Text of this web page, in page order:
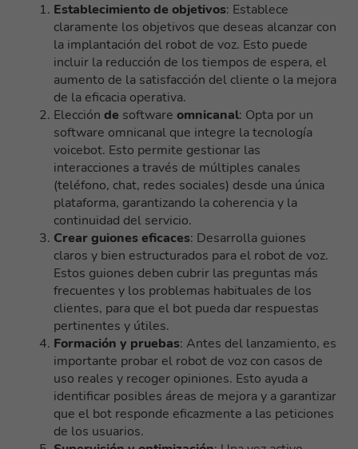
Establecimiento de objetivos: Establece
claramente los objetivos que deseas alcanzar con
la implantación del robot de voz. Esto puede
incluir la reducción de los tiempos de espera, el
aumento de la satisfacción del cliente o la mejora
de la eficacia operativa.
Elección de software omnicanal: Opta por un
software omnicanal que integre la tecnología
voicebot. Esto permite gestionar las
interacciones a través de múltiples canales
(teléfono, chat, redes sociales) desde una única
plataforma, garantizando la coherencia y la
continuidad del servicio.
Crear guiones eficaces: Desarrolla guiones
claros y bien estructurados para el robot de voz.
Estos guiones deben cubrir las preguntas más
frecuentes y los problemas habituales de los
clientes, para que el bot pueda dar respuestas
pertinentes y útiles.
Formación y pruebas: Antes del lanzamiento, es
importante probar el robot de voz con casos de
uso reales y recoger opiniones. Esto ayuda a
identificar posibles áreas de mejora y a garantizar
que el bot responde eficazmente a las peticiones
de los usuarios.